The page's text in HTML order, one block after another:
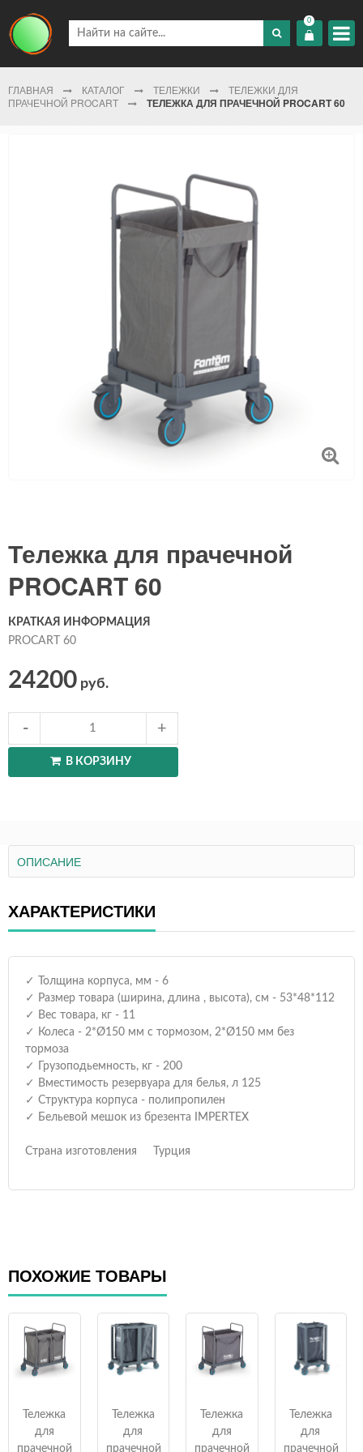
0
ГЛАВНАЯ КАТАЛОГ ТЕЛЕЖКИ
ТЕЛЕЖКИ ДЛЯ
ПРАЧЕЧНОЙ PROCART
ТЕЛЕЖКА ДЛЯ ПРАЧЕЧНОЙ PROCART 60
Тележка для прачечной
PROCART 60
КРАТКАЯ ИНФОРМАЦИЯ
PROCART 60
24200 руб.
В КОРЗИНУ
ОПИСАНИЕ
ХАРАКТЕРИСТИКИ
✓ Толщина корпуса, мм - 6
✓ Размер товара (ширина, длина , высота), см - 53*48*112
✓ Вес товара, кг - 11
✓ Колеса - 2*Ø150 мм с тормозом, 2*Ø150 мм без
тормоза
✓ Грузоподьемность, кг - 200
✓ Вместимость резервуара для белья, л 125
✓ Структура корпуса - полипропилен
✓ Бельевой мешок из брезента IMPERTEX
Страна изготовления Турция
ПОХОЖИЕ ТОВАРЫ
Тележка
для
прачечной
Тележка
для
прачечной
Тележка
для
прачечной
Тележка
для
прачечной